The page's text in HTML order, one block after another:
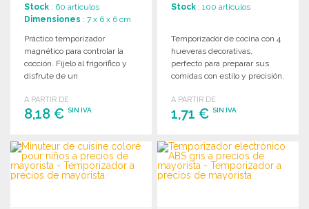
Stock : 60 artículos
Dimensiones : 7 x 6 x 6 cm
Práctico temporizador
magnético para controlar la
cocción. Fíjelo al frigorífico y
disfrute de un
A PARTIR DE
8,18 € SIN IVA
PEDIR
Solicitar un presupuesto
Stock : 100 artículos
Temporizador de cocina con 4
hueveras decorativas,
perfecto para preparar sus
comidas con estilo y precisión.
A PARTIR DE
1,71 €SIN IVA
PEDIR
Solicitar un presupuesto